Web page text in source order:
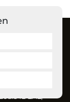
en bestelt
Frankrijk en
heeft u de
iDEAL,